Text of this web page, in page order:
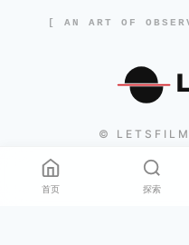
[ AN ART OF
© LETSFILM
首页 探索